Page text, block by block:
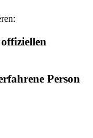
Person